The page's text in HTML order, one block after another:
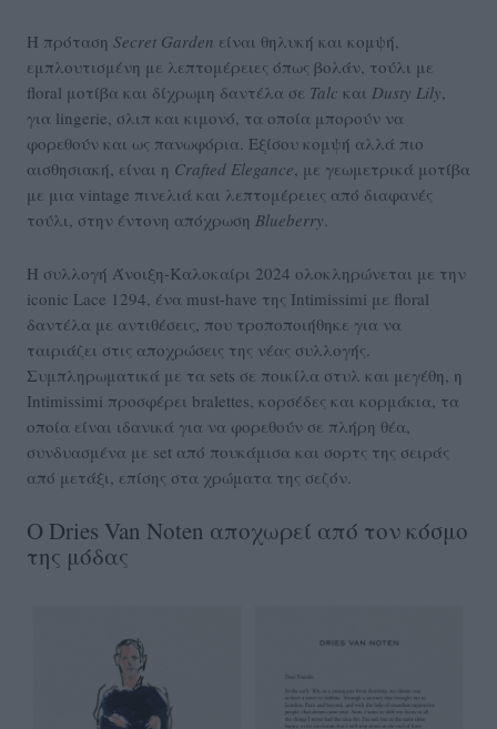
Η πρόταση Secret Garden είναι θηλυκή και κομψή,
εμπλουτισμένη με λεπτομέρειες όπως βολάν, τούλι με
floral μοτίβα και δίχρωμη δαντέλα σε Talc και Dusty Lily
για lingerie, σλιπ και κιμονό, τα οποία μπορούν να
φορεθούν και ως πανωφόρια. Εξίσου κομψή αλλά πιο
αισθησιακή, είναι η Crafted Elegance , με γεωμετρικά μοτίβα
με μια vintage πινελιά και λεπτομέρειες από διαφανές
τούλι, στην έντονη απόχρωση Blueberry
Η συλλογή Άνοιξη-Καλοκαίρι 2024 ολοκληρώνεται με την
iconic Lace 1294, ένα must-have της Intimissimi με floral
δαντέλα με αντιθέσεις, που τροποποιήθηκε για να
ταιριάζει στις αποχρώσεις της νέας συλλογής.
Συμπληρωματικά με τα sets σε ποικίλα στυλ και μεγέθη, η
Intimissimi προσφέρει bralettes, κορσέδες και κορμάκια, τα
οποία είναι ιδανικά για να φορεθούν σε πλήρη θέα,
συνδυασμένα με set από πουκάμισα και σορτς της σειράς
από μετάξι, επίσης στα χρώματα της σεζόν.
Ο Dries Van Noten αποχωρεί από τον κόσμο
της μόδας